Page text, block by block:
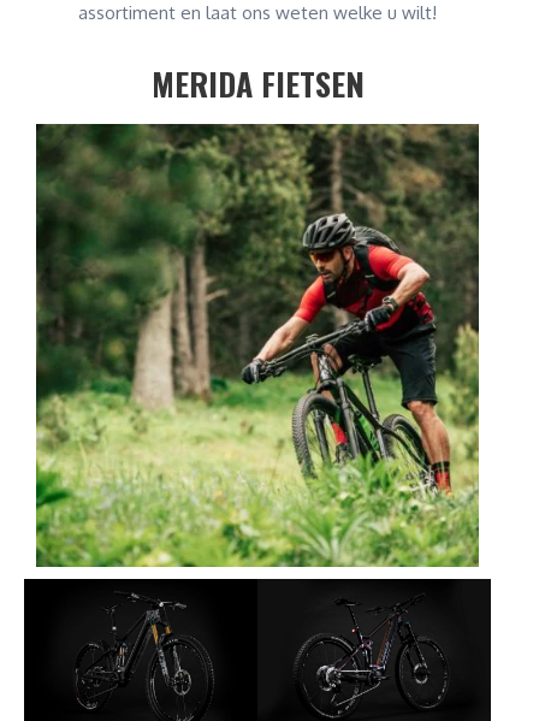
assortiment en laat ons weten welke u wilt!
MERIDA FIETSEN